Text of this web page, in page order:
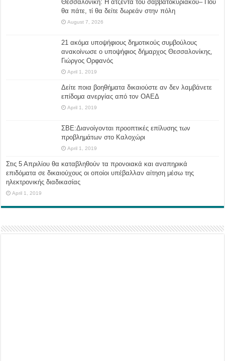
Θεσσαλονίκη: Η ατζέντα του σαββατοκύριακου– Πού
θα πάτε, τί θα δείτε δωρεάν στην πόλη
August 7, 2026
21 ακόμα υποψήφιους δημοτικούς συμβούλους
ανακοίνωσε ο υποψήφιος δήμαρχος Θεσσαλονίκης,
Γιώργος Ορφανός
April 1, 2019
Δείτε ποια βοηθήματα δικαιούστε αν δεν λαμβάνετε
επίδομα ανεργίας από τον ΟΑΕΔ
April 1, 2019
ΣΒΕ:Διανοίγονται προοπτικές επίλυσης των
προβλημάτων στο Καλοχώρι
April 1, 2019
Στις 5 Απριλίου θα καταβληθούν τα προνοιακά και αναπηρικά
επιδόματα σε δικαιούχους οι οποίοι υπέβαλλαν αίτηση μέσω της
ηλεκτρονικής διαδικασίας
April 1, 2019